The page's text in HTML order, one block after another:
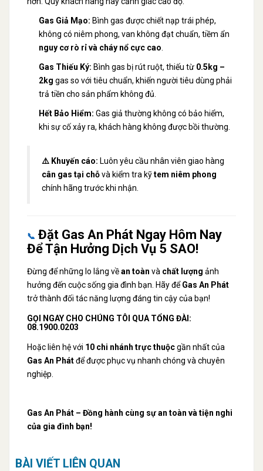
Gas Giả Mạo: Bình gas được chiết nạp trái phép,
không có niêm phong, van không đạt chuẩn, tiềm ẩn
nguy cơ rò rỉ và cháy nổ cực cao
Gas Thiếu Ký: Bình gas bị rút ruột, thiếu từ 0.5kg –
2kg gas so với tiêu chuẩn, khiến người tiêu dùng phải
trả tiền cho sản phẩm không đủ.
Hết Bảo Hiểm: Gas giả thường không có bảo hiểm,
khi sự cố xảy ra, khách hàng không được bồi thường.
⚠️ Khuyến cáo: Luôn yêu cầu nhân viên giao hàng
cân gas tại chỗvà kiểm tra kỹtem niêm phong
chính hãng trước khi nhận.
📞 Đặt Gas An Phát Ngay Hôm Nay
Để Tận Hưởng Dịch Vụ 5 SAO!
Đừng để những lo lắng vềan toàn và chất lượng ảnh
hưởng đến cuộc sống gia đình bạn. Hãy đểGas An Phát
trở thành đối tác năng lượng đáng tin cậy của bạn!
GỌI NGAY CHO CHÚNG TÔI QUA TỔNG ĐÀI:
08.1900.0203
Hoặc liên hệ với 10 chi nhánh trực thuộcgần nhất của
Gas An Phátđể được phục vụ nhanh chóng và chuyên
nghiệp.
Gas An Phát – Đồng hành cùng sự an toàn và tiện nghi
của gia đình bạn!
BÀI VIẾT LIÊN QUAN